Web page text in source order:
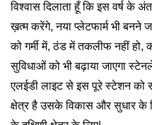
विश्वास दिलाता हूँ कि इस वर्ष के
ख़त्म करेंगे, नया प्लेटफार्म भी बनने
को गर्मी में, ठंड में तकलीफ नहीं हो,
सुविधाओं को भी बढ़ाया जाएगा
एलईडी लाइट से इस पूरे स्टेशन को
क्षेत्र है उसके विकास और सुधार के